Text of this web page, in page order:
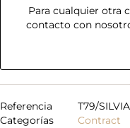
Para cualquier otra
contacto con
Referencia
T79/SILVIA
Categorías
Contract